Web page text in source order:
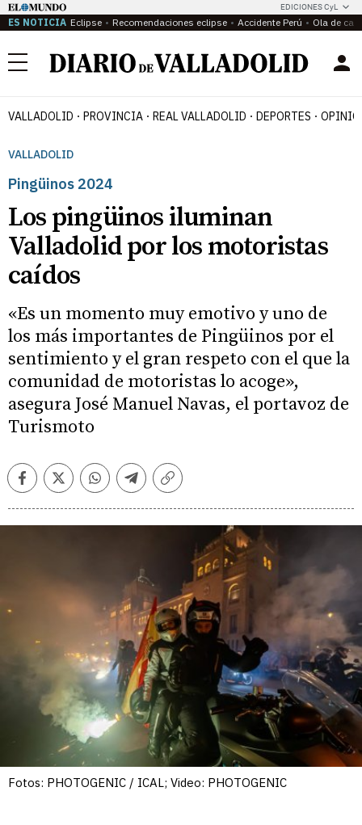
EDICIONES CyL
ES NOTICIA Eclipse Recomendaciones eclipse Accidente Perú Ola de
Menú
VALLADOLID PROVINCIA REAL VALLADOLID DEPORTES
VALLADOLID
Pingüinos 2024
Los pingüinos iluminan
Valladolid por los motoristas
caídos
«Es un momento muy emotivo y uno de
los más importantes de Pingüinos por el
sentimiento y el gran respeto con el que la
comunidad de motoristas lo acoge»,
asegura José Manuel Navas, el portavoz de
Turismoto
FacebookTwitterWhatsappTelegramCopiar
Fotos: PHOTOGENIC / ICAL; Video: PHOTOGENIC